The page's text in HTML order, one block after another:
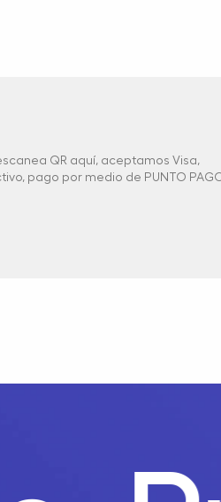
QR aquí, aceptamos Visa,
pago por medio de PUNTO